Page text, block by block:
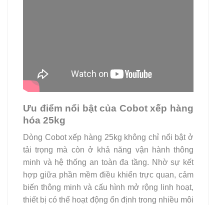
Ưu điểm nổi bật của Cobot xếp hàng
hóa 25kg
Dòng Cobot xếp hàng 25kg không chỉ nổi bật ở
tải trọng mà còn ở khả năng vận hành thông
minh và hệ thống an toàn đa tầng. Nhờ sự kết
hợp giữa phần mềm điều khiển trực quan, cảm
biến thông minh và cấu hình mở rộng linh hoạt,
thiết bị có thể hoạt động ổn định trong nhiều môi